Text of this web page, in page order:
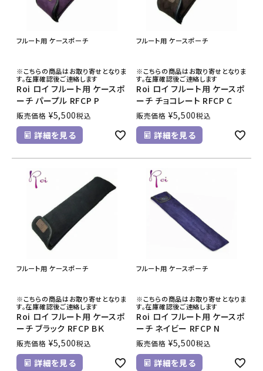
フルート用 ケースポーチ
※こちらの商品はお取り寄せとなりま
す。在庫確認後ご連絡します
Roi ロイ フルート用 ケースポ
ーチ パープル RFCP P
販売価格 ¥5,500税込
詳細を見る
フルート用 ケースポーチ
※こちらの商品はお取り寄せとなりま
す。在庫確認後ご連絡します
Roi ロイ フルート用 ケースポ
ーチ チョコレート RFCP C
販売価格 ¥5,500税込
詳細を見る
フルート用 ケースポーチ
※こちらの商品はお取り寄せとなりま
す。在庫確認後ご連絡します
Roi ロイ フルート用 ケースポ
ーチ ブラック RFCP BＫ
販売価格 ¥5,500税込
詳細を見る
フルート用 ケースポーチ
※こちらの商品はお取り寄せとなりま
す。在庫確認後ご連絡します
Roi ロイ フルート用 ケースポ
ーチ ネイビー RFCP N
販売価格 ¥5,500税込
詳細を見る